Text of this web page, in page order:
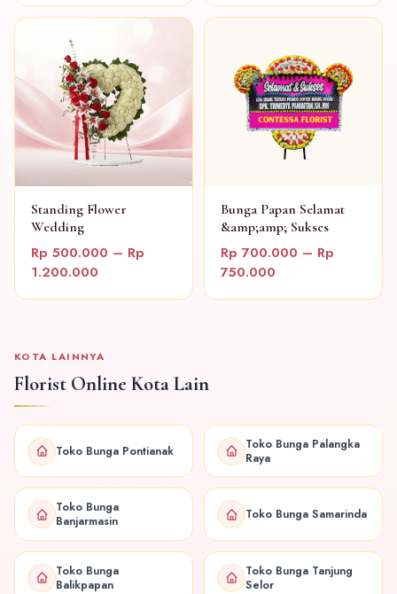
Standing Flower
Wedding
Rp 500.000 – Rp
1.200.000
Bunga Papan Selamat
&amp;amp; Sukses
Rp 700.000 – Rp
750.000
KOTA LAINNYA
Florist Online Kota Lain
Toko Bunga Pontianak
Toko Bunga Palangka
Raya
Toko Bunga
Banjarmasin
Toko Bunga Samarinda
Toko Bunga
Balikpapan
Toko Bunga Tanjung
Selor